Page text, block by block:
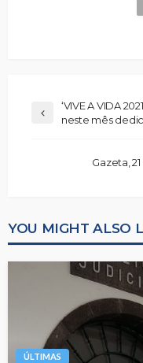
‘VIVE A VIDA
neste mês
Gazeta,
YOU MIGHT ALSO
ÚLTIMAS